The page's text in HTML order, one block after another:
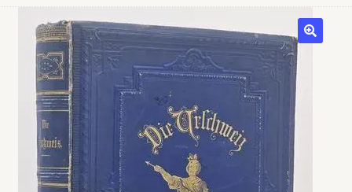
Cart
Checkout
Contact Us
Cookie Policy
My account